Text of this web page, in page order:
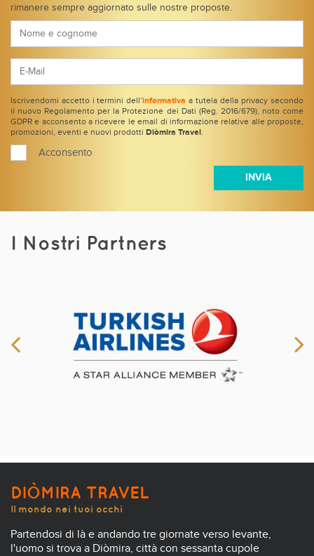
rimanere sempre aggiornato sulle nostre proposte.
Iscrivendomi accetto i termini dell’ informativa a tutela della privacy secondo
il nuovo Regolamento per la Protezione dei Dati (Reg. 2016/679), noto come
GDPR e acconsento a ricevere le email di informazione relative alle proposte,
promozioni, eventi e nuovi prodotti Diòmira Travel .
Acconsento
I Nostri Partners
DIÒMIRA TRAVEL
Il mondo nei tuoi occhi
Partendosi di là e andando tre giornate verso levante,
l'uomo si trova a Diòmira, città con sessanta cupole